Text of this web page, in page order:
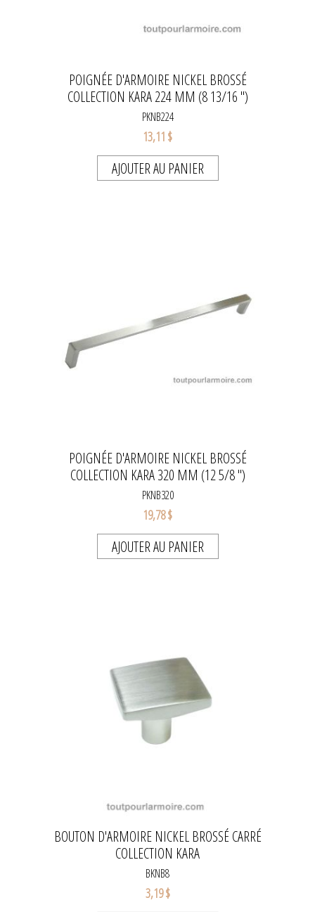
POIGNÉE D'ARMOIRE NICKEL BROSSÉ
COLLECTION KARA 224 MM (8 13/16 ")
PKNB224
13,11 $
AJOUTER AU PANIER
POIGNÉE D'ARMOIRE NICKEL BROSSÉ
COLLECTION KARA 320 MM (12 5/8 ")
PKNB320
19,78 $
AJOUTER AU PANIER
BOUTON D'ARMOIRE NICKEL BROSSÉ CARRÉ
COLLECTION KARA
BKNB8
3,19 $